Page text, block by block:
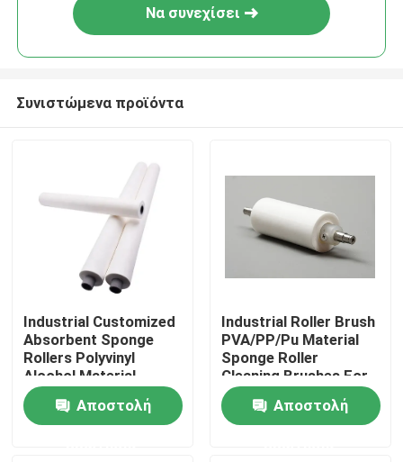
Αρχική Σελίδα
Να συνεχίσει
Συνιστώμενα προϊόντα
Industrial Customized
Absorbent Sponge
Rollers Polyvinyl
Alcohol Material
Absorb Water Sponge
Roller For Glass
Industry
Αποστολή
Industrial Roller Brush
PVA/PP/Pu Material
Sponge Roller
Cleaning Brushes For
Glass Industry
CleaningΑποστολή